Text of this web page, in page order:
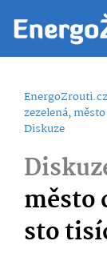
EnergoZrouti.cz
zezelená,
Diskuze
město
sto